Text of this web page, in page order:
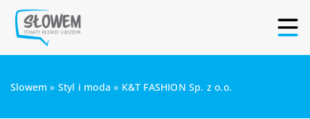
Slowem » Styl i moda » K&T FASHION Sp. z o.o.